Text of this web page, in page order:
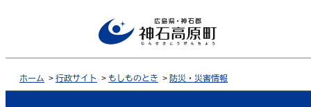
ホーム > 行政サイト > もしものとき > 防災・災害情報